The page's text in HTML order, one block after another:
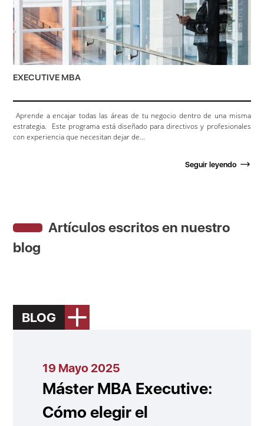
EXECUTIVE MBA
Aprende a encajar todas las áreas de tu negocio dentro de una misma
estrategia. Este programa está diseñado para directivos y profesionales
con experiencia que necesitan dejar de...
Seguir leyendo
Artículos escritos en nuestro
blog
BLOG
19 Mayo 2025
Máster MBA Executive:
Cómo elegir el